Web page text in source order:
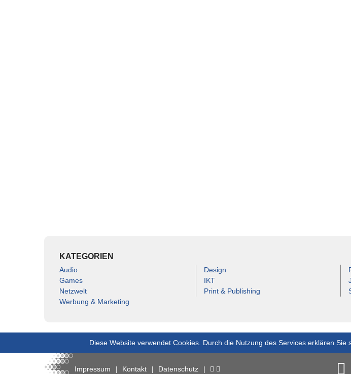
KATEGORIEN
Audio Design
Games
IKT
Netzwelt
Print & Publishing
Werbung & Marketing
Impressum Kontakt Datenschutz
Diese Website verwendet Cookies. Durch die Nutzung des Services erklären